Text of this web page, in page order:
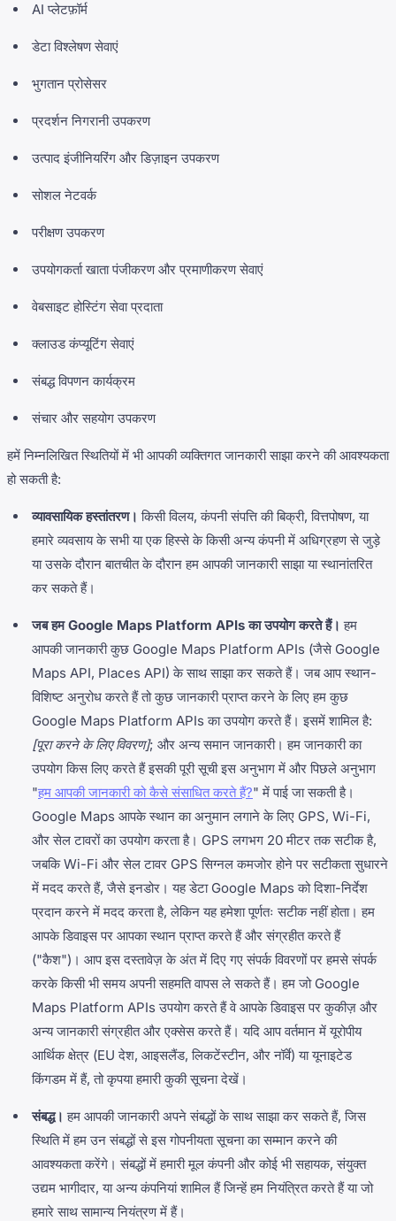
AI प्लेटफ़ॉर्म
डेटा विश्लेषण सेवाएं
भुगतान प्रोसेसर
प्रदर्शन निगरानी उपकरण
उत्पाद इंजीनियरिंग और डिज़ाइन उपकरण
सोशल नेटवर्क
परीक्षण उपकरण
उपयोगकर्ता खाता पंजीकरण और प्रमाणीकरण सेवाएं
वेबसाइट होस्टिंग सेवा प्रदाता
क्लाउड कंप्यूटिंग सेवाएं
संबद्ध विपणन कार्यक्रम
संचार और सहयोग उपकरण
हमें निम्नलिखित स्थितियों में भी आपकी व्यक्तिगत जानकारी साझा करने की आवश्यकता
हो सकती है:
व्यावसायिक हस्तांतरण। किसी विलय, कंपनी संपत्ति की बिक्री, वित्तपोषण, या
हमारे व्यवसाय के सभी या एक हिस्से के किसी अन्य कंपनी में अधिग्रहण से जुड़े
या उसके दौरान बातचीत के दौरान हम आपकी जानकारी साझा या स्थानांतरित
कर सकते हैं।
जब हम Google Maps Platform APIs का उपयोग करते हैं। हम
आपकी जानकारी कुछ Google Maps Platform APIs (जैसे Google
Maps API, Places API) के साथ साझा कर सकते हैं। जब आप स्थान-
विशिष्ट अनुरोध करते हैं तो कुछ जानकारी प्राप्त करने के लिए हम कुछ
Google Maps Platform APIs का उपयोग करते हैं। इसमें शामिल है:
[पूरा करने के लिए विवरण]; और अन्य समान जानकारी। हम जानकारी का
उपयोग किस लिए करते हैं इसकी पूरी सूची इस अनुभाग में और पिछले अनुभाग
"हम आपकी जानकारी को कैसे संसाधित करते हैं?" में पाई जा सकती है।
Google Maps आपके स्थान का अनुमान लगाने के लिए GPS, Wi-Fi,
और सेल टावरों का उपयोग करता है। GPS लगभग 20 मीटर तक सटीक है,
जबकि Wi-Fi और सेल टावर GPS सिग्नल कमजोर होने पर सटीकता सुधारने
में मदद करते हैं, जैसे इनडोर। यह डेटा Google Maps को दिशा-निर्देश
प्रदान करने में मदद करता है, लेकिन यह हमेशा पूर्णतः सटीक नहीं होता। हम
आपके डिवाइस पर आपका स्थान प्राप्त करते हैं और संग्रहीत करते हैं
("कैश")। आप इस दस्तावेज़ के अंत में दिए गए संपर्क विवरणों पर हमसे संपर्क
करके किसी भी समय अपनी सहमति वापस ले सकते हैं। हम जो Google
Maps Platform APIs उपयोग करते हैं वे आपके डिवाइस पर कुकीज़ और
अन्य जानकारी संग्रहीत और एक्सेस करते हैं। यदि आप वर्तमान में यूरोपीय
आर्थिक क्षेत्र (EU देश, आइसलैंड, लिकटेंस्टीन, और नॉर्वे) या यूनाइटेड
किंगडम में हैं, तो कृपया हमारी कुकी सूचना देखें।
संबद्ध। हम आपकी जानकारी अपने संबद्धों के साथ साझा कर सकते हैं, जिस
स्थिति में हम उन संबद्धों से इस गोपनीयता सूचना का सम्मान करने की
आवश्यकता करेंगे। संबद्धों में हमारी मूल कंपनी और कोई भी सहायक, संयुक्त
उद्यम भागीदार, या अन्य कंपनियां शामिल हैं जिन्हें हम नियंत्रित करते हैं या जो
हमारे साथ सामान्य नियंत्रण में हैं।